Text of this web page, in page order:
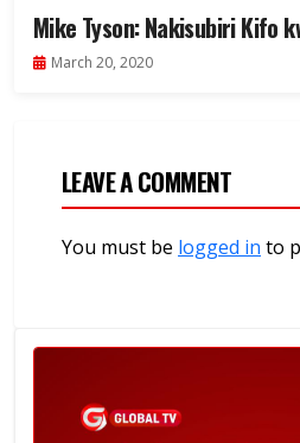
Mike Tyson: Nakisubiri Kifo
March 20, 2020
LEAVE A COMMENT
You must be logged in to